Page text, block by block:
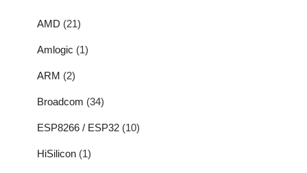
AMD (21)
Amlogic (1)
ARM (2)
Broadcom (34)
ESP8266 / ESP32 (10)
HiSilicon (1)